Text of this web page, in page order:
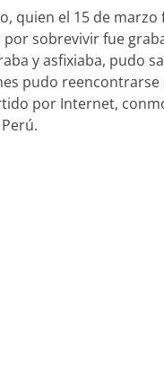
quien el 15 de
sobrevivir fue
y asfixiaba, pudo
pudo
por Internet,